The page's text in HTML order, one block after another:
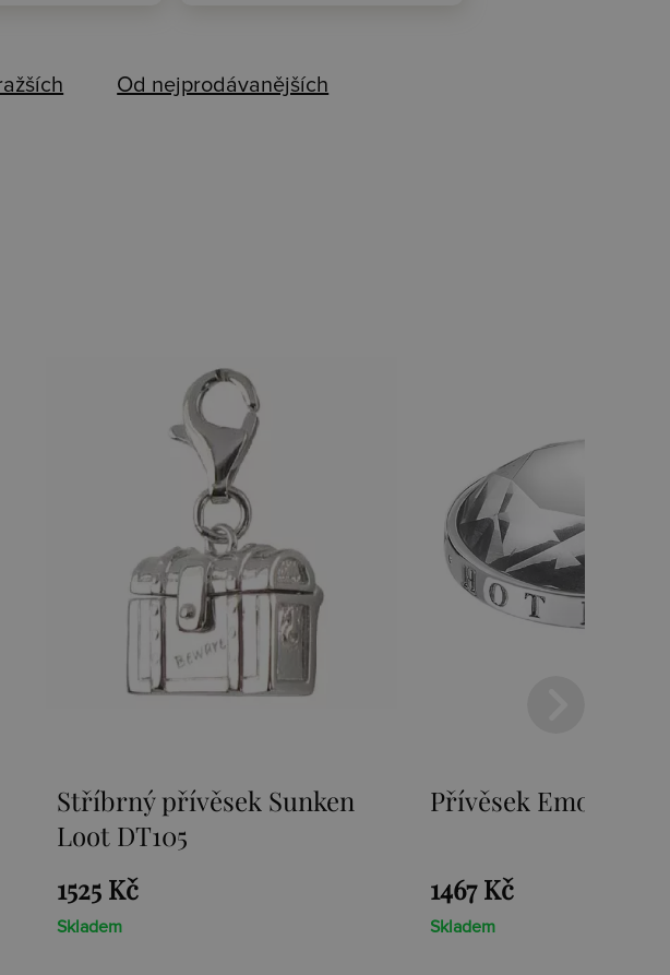
Od nejprodávanějších
Přívěsek Emozioni Ice Coin
1467 Kč
Skladem
Přívěsek Emozioni
1467 Kč
Skladem